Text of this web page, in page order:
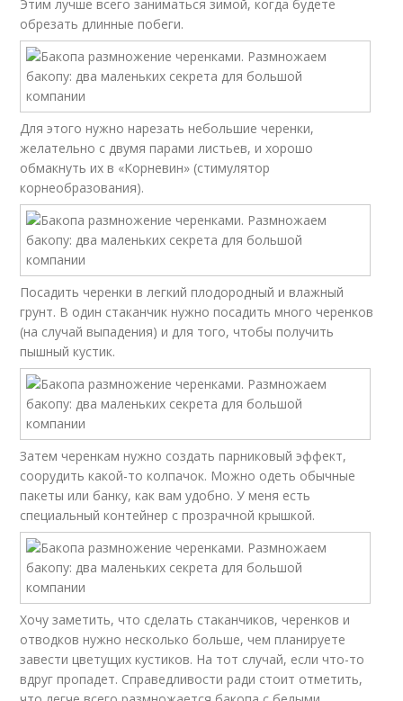
Этим лучше всего заниматься зимой, когда будете
обрезать длинные побеги.
Для этого нужно нарезать небольшие черенки,
желательно с двумя парами листьев, и хорошо
обмакнуть их в «Корневин» (стимулятор
корнеобразования).
Посадить черенки в легкий плодородный и влажный
грунт. В один стаканчик нужно посадить много черенков
(на случай выпадения) и для того, чтобы получить
пышный кустик.
Затем черенкам нужно создать парниковый эффект,
соорудить какой-то колпачок. Можно одеть обычные
пакеты или банку, как вам удобно. У меня есть
специальный контейнер с прозрачной крышкой.
Хочу заметить, что сделать стаканчиков, черенков и
отводков нужно несколько больше, чем планируете
завести цветущих кустиков. На тот случай, если что-то
вдруг пропадет. Справедливости ради стоит отметить,